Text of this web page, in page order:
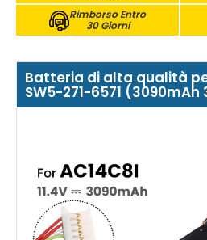
Rimborso Entro
30 Giorni
Batteria di alta qualità
SW5-271-6571 (3090mAh